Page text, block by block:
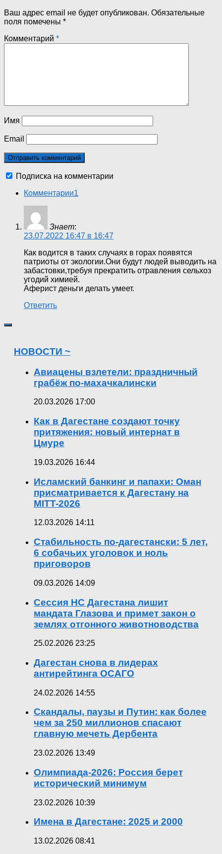
Ваш адрес email не будет опубликован. Обязательные
поля помечены *
Комментарий *
Имя
Email
Подписка на комментарии
Комментарии1
Знает:
23.07.2022 16:47 в 16:47
Как водится в таких случаях в горах появятся
патриоты от экологии.Они будут людей выводить на
забастовки,требуя прекратить отравления сельхоз
угодий химией.
Аферист деньги делать умеет.
Ответить
НОВОСТИ ~
Авиацены взлетели: праздничный
грабёж по-махачкалински
20.03.2026 17:00
Как в Дагестане создают точку
притяжения: новый интернат в
Цмуре
19.03.2026 16:44
Исламский банкинг и папахи: Оман
присматривается к Дагестану на
MITT-2026
12.03.2026 14:11
Стабильность по-дагестански: 5 лет,
6 собачьих уголовок и ноль
приговоров
09.03.2026 14:09
Сессия НС Дагестана лишит
мандата Глазова и примет закон о
землях отгонного животноводства
25.02.2026 23:25
Дагестан снова в лидерах
антирейтинга ОСАГО
24.02.2026 14:55
Скандалы, паузы и Путин: как более
чем за 250 миллионов спасают
главную мечеть Дербента
23.02.2026 13:49
Олимпиада-2026: Россия берет
исторический минимум
23.02.2026 10:39
Имена в Дагестане: 2025 и 2000
13.02.2026 08:41